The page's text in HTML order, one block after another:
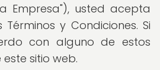
Empresa"), usted acepta
y Condiciones. Si
con alguno de estos
sitio web.